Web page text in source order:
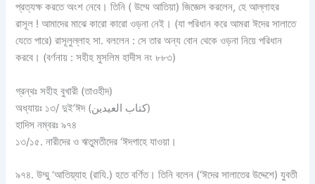
প্রত্যক্ষ করতে অংশ নেবে। তিনি ( উম্মে আতিয়া) জিজ্ঞেস করলেন, হে আল্লাহর
রাসূল ! আমাদের মাঝে কারো কারো ওড়না নেই। (যা পরিধান করে আমরা ঈদের সালাতে
যেতে পারে) রাসূলুল্লাহ সা. বললেন : সে তার অন্য বোন থেকে ওড়না নিয়ে পরিধান
করবে। (বর্ণনায় : সহীহ মুসলিম হাদীস নং ৮৮৩)
গ্রন্থঃ সহীহ বুখারী (তাওহীদ)
অধ্যায়ঃ ১৩/ দুই’ঈদ (كتاب العيدين)
হাদিস নম্বরঃ ৯৭৪
১৩/১৫. নারীদের ও ঋতুমতীদের ‘ঈদগাহে যাওয়া।
৯৭৪. উম্মু ‘আতিয়্যাহ (রাযি.) হতে বর্ণিত। তিনি বলেন (‘ঈদের সালাতের উদ্দেশে) যুবতী